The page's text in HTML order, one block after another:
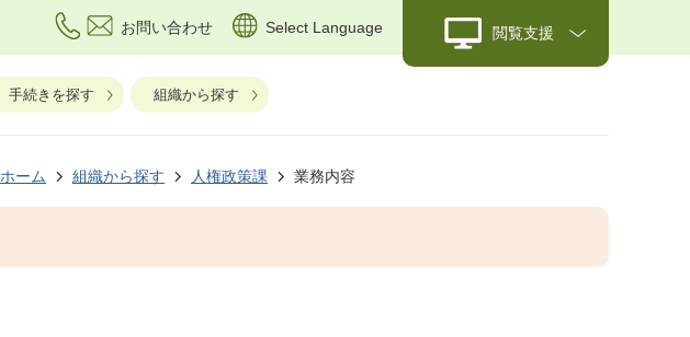
お問い合わせ Select Language 閲覧支援
手続きを探す 組織から探す
ホーム 組織から探す 人権政策課 業務内容